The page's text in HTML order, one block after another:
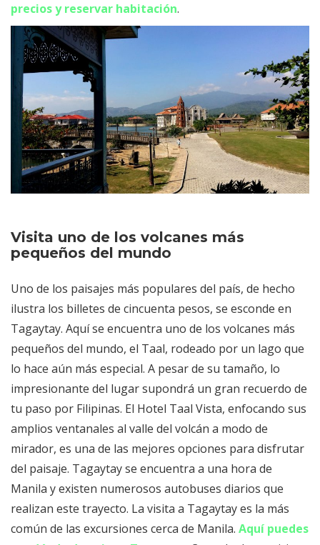
precios y reservar habitación.
Visita uno de los volcanes más
pequeños del mundo
Uno de los paisajes más populares del país, de hecho
ilustra los billetes de cincuenta pesos, se esconde en
Tagaytay. Aquí se encuentra uno de los volcanes más
pequeños del mundo, el Taal, rodeado por un lago que
lo hace aún más especial. A pesar de su tamaño, lo
impresionante del lugar supondrá un gran recuerdo de
tu paso por Filipinas. El Hotel Taal Vista, enfocando sus
amplios ventanales al valle del volcán a modo de
mirador, es una de las mejores opciones para disfrutar
del paisaje. Tagaytay se encuentra a una hora de
Manila y existen numerosos autobuses diarios que
realizan este trayecto. La visita a Tagaytay es la más
común de las excursiones cerca de Manila. Aquí puedes